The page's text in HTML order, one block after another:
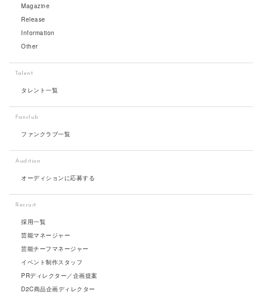
Magazine
Release
Information
Other
Talent
タレント一覧
Fanclub
ファンクラブ一覧
Audition
オーディションに応募する
Recruit
採用一覧
芸能マネージャー
芸能チーフマネージャー
イベント制作スタッフ
PRディレクター／企画提案
D2C商品企画ディレクター